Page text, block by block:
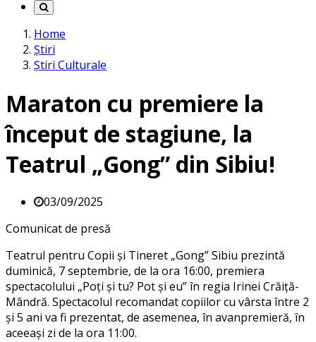
Home
Știri
Știri Culturale
Maraton cu premiere la
început de stagiune, la
Teatrul „Gong” din Sibiu!
03/09/2025
Comunicat de presă
Teatrul pentru Copii și Tineret „Gong” Sibiu prezintă
duminică, 7 septembrie, de la ora 16:00, premiera
spectacolului „Poți și tu? Pot și eu” în regia Irinei Crăiță-
Mândră. Spectacolul recomandat copiilor cu vârsta între 2
și 5 ani va fi prezentat, de asemenea, în avanpremieră, în
aceeași zi de la ora 11:00.